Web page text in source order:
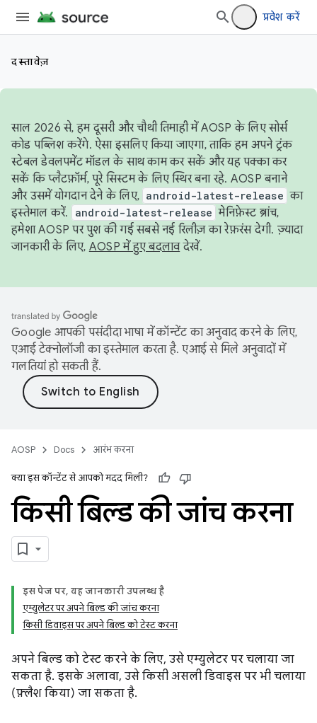
प्रवेश करें
दस्तावेज़
साल 2026 से, हम दूसरी और चौथी तिमाही में AOSP के लिए सोर्स
कोड पब्लिश करेंगे. ऐसा इसलिए किया जाएगा, ताकि हम अपने ट्रंक
स्टेबल डेवलपमेंट मॉडल के साथ काम कर सकें और यह पक्का कर
सकें कि प्लैटफ़ॉर्म, पूरे सिस्टम के लिए स्थिर बना रहे. AOSP बनाने
और उसमें योगदान देने के लिए, android-latest-release का
इस्तेमाल करें.
android-latest-release मेनिफ़ेस्ट ब्रांच,
हमेशा AOSP पर पुश की गई सबसे नई रिलीज़ का रेफ़रंस देगी. ज़्यादा
जानकारी के लिए, AOSP में हुए बदलावदेखें.
Google आपकी पसंदीदा भाषा में कॉन्टेंट का अनुवाद करने के लिए,
एआई टेक्नोलॉजी का इस्तेमाल करता है. एआई से मिले अनुवादों में
गलतियां हो सकती हैं.
AOSP Docs आरंभ करना
क्या इस कॉन्टेंट से आपको मदद मिली?
किसी बिल्ड की जांच करना
इस पेज पर, यह जानकारी उपलब्ध है
एम्युलेटर पर अपने बिल्ड की जांच करना
किसी डिवाइस पर अपने बिल्ड को टेस्ट करना
अपने बिल्ड को टेस्ट करने के लिए, उसे एम्युलेटर पर चलाया जा
सकता है. इसके अलावा, उसे किसी असली डिवाइस पर भी चलाया
(फ़्लैश किया) जा सकता है.